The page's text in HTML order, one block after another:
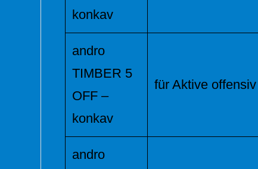
konkav
andro
TIMBER 5
OFF –
konkav
für Aktive offensiv
andro